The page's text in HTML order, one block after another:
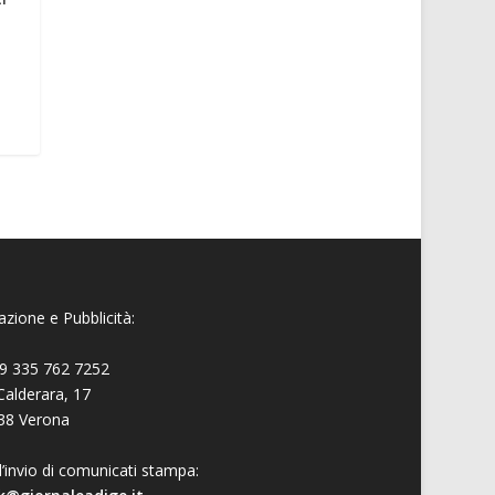
e Pubblicità:
335 762 7252
17
Verona
di comunicati stampa: